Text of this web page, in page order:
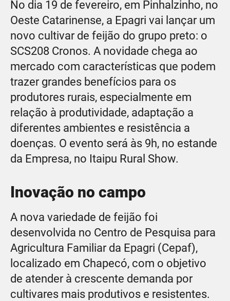
No dia 19 de fevereiro, em Pinhalzinho, no
Oeste Catarinense, a Epagri vai lançar um
novo cultivar de feijão do grupo preto: o
SCS208 Cronos. A novidade chega ao
mercado com características que podem
trazer grandes benefícios para os
produtores rurais, especialmente em
relação à produtividade, adaptação a
diferentes ambientes e resistência a
doenças. O evento será às 9h, no estande
da Empresa, no Itaipu Rural Show.
Inovação no campo
A nova variedade de feijão foi
desenvolvida no Centro de Pesquisa para
Agricultura Familiar da Epagri (Cepaf),
localizado em Chapecó, com o objetivo
de atender à crescente demanda por
cultivares mais produtivos e resistentes.